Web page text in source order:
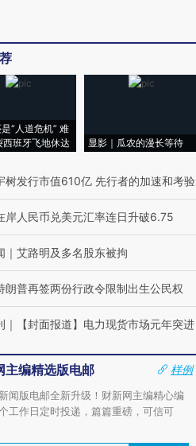
“人道危机” 难
西班牙飞地休达
显影｜瓜农的漫长等待
树发行市值610亿 先行者的加速和考验
岸人民币兑美元汇率连日升破6.75
｜ 艾路明及多名股东被拘
朗普再签两份行政令限制出生公民权
｜ 【封面报道】电力现货市场元年突进
主编精选版电邮
样例
闻版电邮全新升级！财新网主编精心编
工作日定时投递，篇篇重磅，可信可